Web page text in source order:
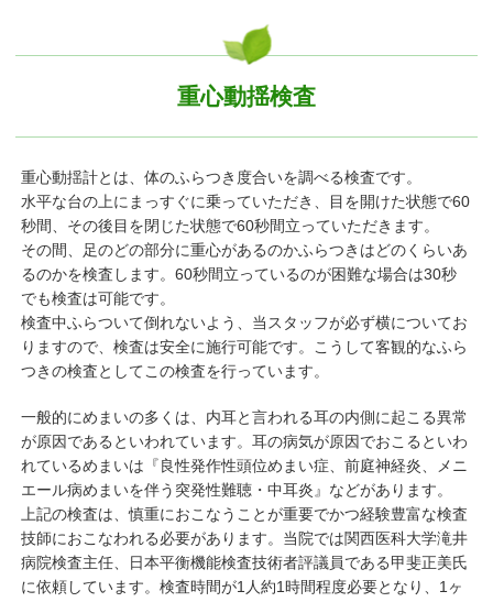
重心動揺検査
重心動揺計とは、体のふらつき度合いを調べる検査です。
水平な台の上にまっすぐに乗っていただき、目を開けた状態で60
秒間、その後目を閉じた状態で60秒間立っていただきます。
その間、足のどの部分に重心があるのかふらつきはどのくらいあ
るのかを検査します。60秒間立っているのが困難な場合は30秒
でも検査は可能です。
検査中ふらついて倒れないよう、当スタッフが必ず横についてお
りますので、検査は安全に施行可能です。こうして客観的なふら
つきの検査としてこの検査を行っています。
一般的にめまいの多くは、内耳と言われる耳の内側に起こる異常
が原因であるといわれています。耳の病気が原因でおこるといわ
れているめまいは『良性発作性頭位めまい症、前庭神経炎、メニ
エール病めまいを伴う突発性難聴・中耳炎』などがあります。
上記の検査は、慎重におこなうことが重要でかつ経験豊富な検査
技師におこなわれる必要があります。当院では関西医科大学滝井
病院検査主任、日本平衡機能検査技術者評議員である甲斐正美氏
に依頼しています。検査時間が1人約1時間程度必要となり、1ヶ